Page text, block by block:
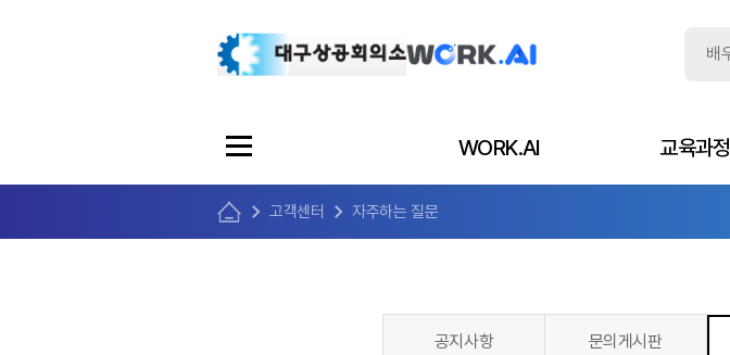
WORK.AI 교육과정
공지사항 문의게시판
고객센터 자주하는 질문